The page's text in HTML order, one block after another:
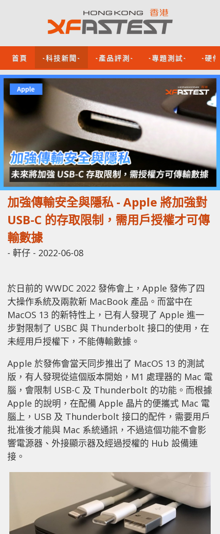
首頁 -科技新聞- -產品評測- -專題測試- -硬
加強傳輸安全與隱私 - Apple 將加強對
USB-C 的存取限制，需用戶授權才可傳
輸數據
- 軒仔 - 2022-06-08
於日前的 WWDC 2022 發佈會上，Apple 發佈了四
大操作系統及兩款新 MacBook 產品。而當中在
MacOS 13 的新特性上，已有人發現了 Apple 進一
步對限制了 USBC 與 Thunderbolt 接口的使用，在
未經用戶授權下，不能傳輸數據。
Apple 於發佈會當天同步推出了 MacOS 13 的測試
版，有人發現從這個版本開始，M1 處理器的 Mac 電
腦，會限制 USB-C 及 Thunderbolt 的功能。而根據
Apple 的說明，在配備 Apple 晶片的便攜式 Mac 電
腦上，USB 及 Thunderbolt 接口的配件，需要用戶
批准後才能與 Mac 系統通訊，不過這個功能不會影
響電源器、外接顯示器及經過授權的 Hub 設備連
接。